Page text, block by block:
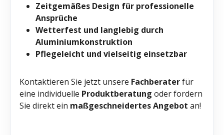
Zeitgemäßes Design für professionelle
Ansprüche
Wetterfest und langlebig durch
Aluminiumkonstruktion
Pflegeleicht und vielseitig einsetzbar
Kontaktieren Sie jetzt unsere Fachberaterfür
eine individuelle Produktberatung oder fordern
Sie direkt ein maßgeschneidertes Angebot an!